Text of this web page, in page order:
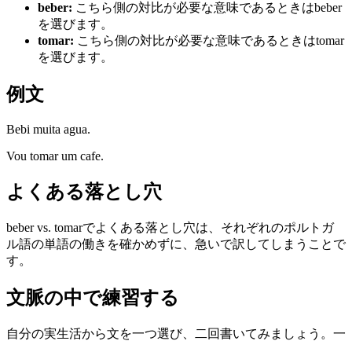
beber: こちら側の対比が必要な意味であるときはbeber
を選びます。
tomar: こちら側の対比が必要な意味であるときはtomar
を選びます。
例文
Bebi muita agua.
Vou tomar um cafe.
よくある落とし穴
beber vs. tomarでよくある落とし穴は、それぞれのポルトガ
ル語の単語の働きを確かめずに、急いで訳してしまうことで
す。
文脈の中で練習する
自分の実生活から文を一つ選び、二回書いてみましょう。一